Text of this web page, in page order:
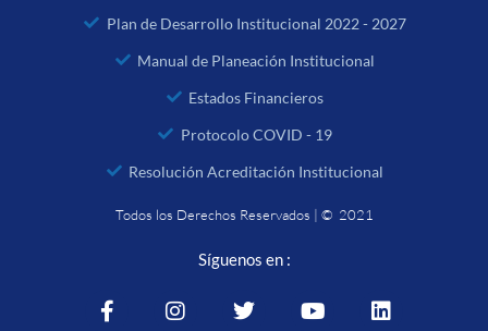
Plan de Desarrollo Institucional 2022 - 2027
Manual de Planeación Institucional
Estados Financieros
Protocolo COVID - 19
Resolución Acreditación Institucional
Todos los Derechos Reservados | © 2021
Síguenos en :